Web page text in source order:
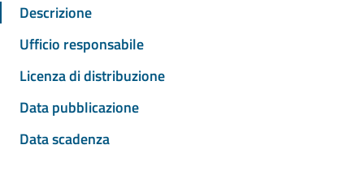
Descrizione
Ufficio responsabile
Licenza di distribuzione
Data pubblicazione
Data scadenza